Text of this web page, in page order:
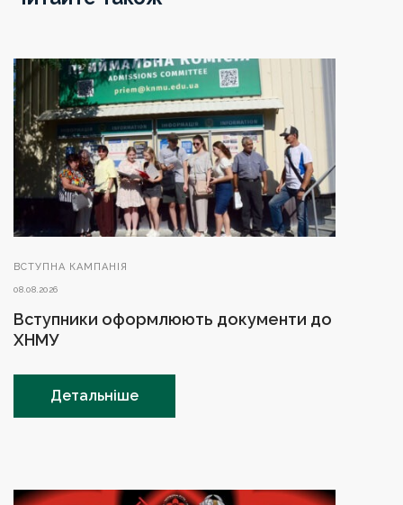
ВСТУПНА КАМПАНІЯ
08.08.2026
Вступники оформлюють документи до
ХНМУ
Детальніше